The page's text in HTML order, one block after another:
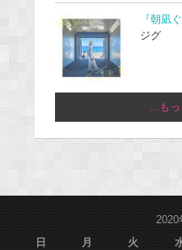
『朝凪
ジグ
...も
2020
日
月 火